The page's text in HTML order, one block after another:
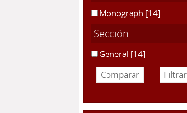
Monograph [14]
Sección
General [14]